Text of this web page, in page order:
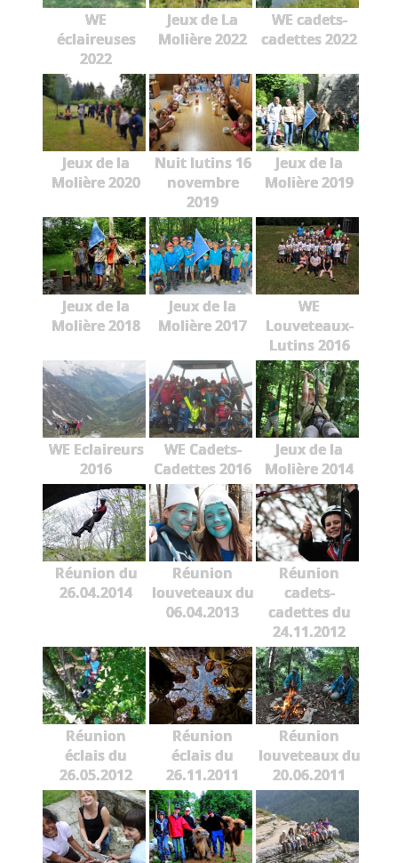
WE
éclaireuses
2022
Jeux de La
Molière 2022
WE cadets-
cadettes 2022
Jeux de la
Molière 2020
Nuit lutins 16
novembre
2019
Jeux de la
Molière 2019
Jeux de la
Molière 2018
Jeux de la
Molière 2017
WE
Louveteaux-
Lutins 2016
WE Eclaireurs
2016
WE Cadets-
Cadettes 2016
Jeux de la
Molière 2014
Réunion du
26.04.2014
Réunion
louveteaux du
06.04.2013
Réunion
cadets-
cadettes du
24.11.2012
Réunion
éclais du
26.05.2012
Réunion
éclais du
26.11.2011
Réunion
louveteaux du
20.06.2011